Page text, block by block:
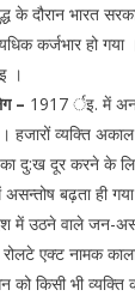
के दौरान भारत
कर्जभार हो गया
।
– 1917 र्इ. में
हजारों व्यक्ति
दु:ख दूर करने के
बढ़ता ही
में उठने वाले जन-
एक्ट नामक
को किसी भी व्यक्ति